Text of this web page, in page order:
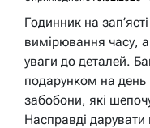
Годинник на
вимірювання часу,
уваги до деталей.
подарунком на день
забобони, які
Насправді